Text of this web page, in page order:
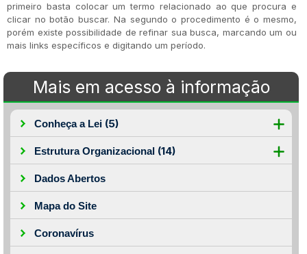
primeiro basta colocar um termo relacionado ao que procura e
clicar no botão buscar. Na segundo o procedimento é o mesmo,
porém existe possibilidade de refinar sua busca, marcando um ou
mais links específicos e digitando um período.
Mais em acesso à informação
Conheça a Lei (5)
Estrutura Organizacional (14)
Dados Abertos
Mapa do Site
Coronavírus